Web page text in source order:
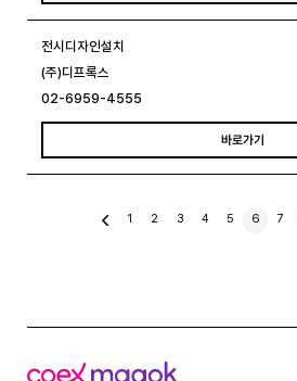
전시디자인설치
(주)디프록스
02-6959-4555
바로가기
1 2 3 4 5 6 7
코